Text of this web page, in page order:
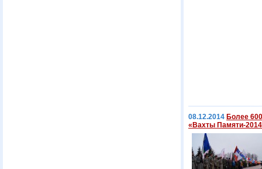
08.12.2014 Более
«Вахты Памяти-